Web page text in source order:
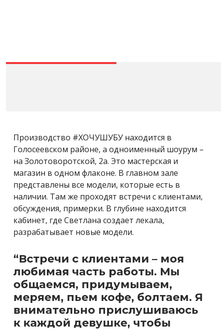
Производство #ХОЧУШУБУ находится в
Голосеевском районе, а одноименный шоурум –
на Золотоворотской, 2а. Это мастерская и
магазин в одном флаконе. В главном зале
представлены все модели, которые есть в
наличии. Там же проходят встречи с клиентами,
обсуждения, примерки. В глубине находится
кабинет, где Светлана создает лекала,
разрабатывает новые модели.
“Встречи с клиентами – моя
любимая часть работы. Мы
общаемся, придумываем,
меряем, пьем кофе, болтаем. Я
внимательно прислушиваюсь
к каждой девушке, чтобы